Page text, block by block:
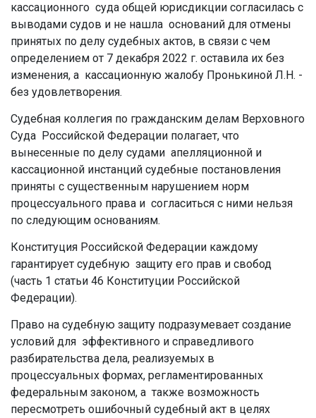
кассационного суда общей юрисдикции согласилась с
выводами судов и не нашла оснований для отмены
принятых по делу судебных актов, в связи с чем
определением от 7 декабря 2022 г. оставила их без
изменения, а кассационную жалобу Пронькиной Л.Н. -
без удовлетворения.
Судебная коллегия по гражданским делам Верховного
Суда Российской Федерации полагает, что
вынесенные по делу судами апелляционной и
кассационной инстанций судебные постановления
приняты с существенным нарушением норм
процессуального права и согласиться с ними нельзя
по следующим основаниям.
Конституция Российской Федерации каждому
гарантирует судебную защиту его прав и свобод
(часть 1 статьи 46 Конституции Российской
Федерации).
Право на судебную защиту подразумевает создание
условий для эффективного и справедливого
разбирательства дела, реализуемых в
процессуальных формах, регламентированных
федеральным законом, а также возможность
пересмотреть ошибочный судебный акт в целях